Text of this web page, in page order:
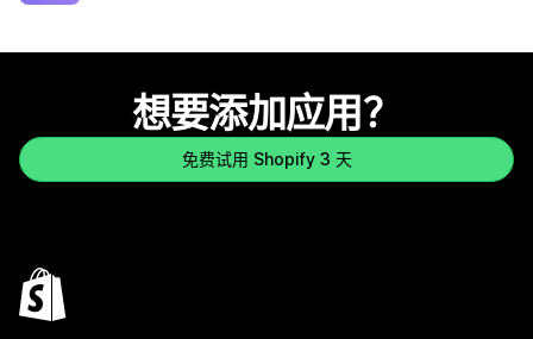
想要添加应用？
免费试用 Shopify 3 天